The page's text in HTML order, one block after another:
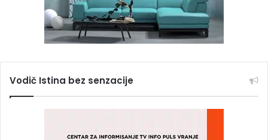
Vodič Istina bez senzacije